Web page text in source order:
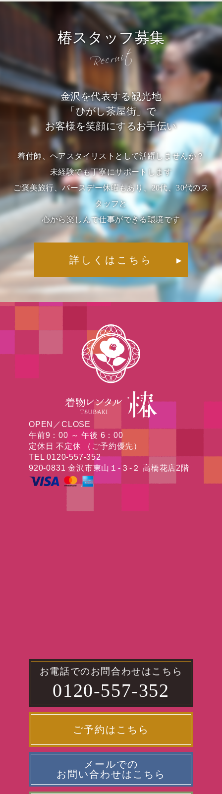
椿スタッフ募集
金沢を代表する観光地
「ひがし茶屋街」で
お客様を笑顔にするお手伝い
着付師、ヘアスタイリストとして活躍しませんか？
未経験でも丁寧にサポートします
ご褒美旅行、バースデー休暇もあり、20代、30代のス
タッフと
心から楽しんで仕事ができる環境です
詳しくはこちら ▶︎
OPEN／CLOSE
午前9：00 ～ 午後 6：00
定休日 不定休 （ご予約優先）
TEL 0120-557-352
920-0831 金沢市東山１-３-２ 高橋花店2階
お電話でのお問合わせはこちら
0120-557-352
ご予約はこちら
メールでの
お問い合わせはこちら